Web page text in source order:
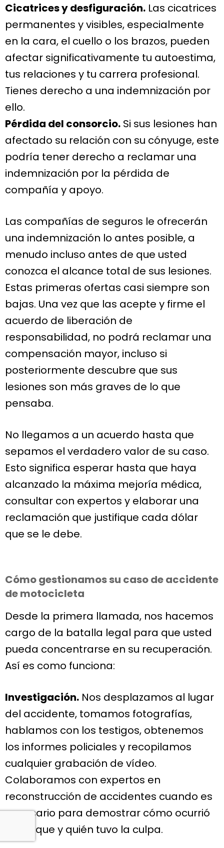
Cicatrices y desfiguración. Las cicatrices
permanentes y visibles, especialmente
en la cara, el cuello o los brazos, pueden
afectar significativamente tu autoestima,
tus relaciones y tu carrera profesional.
Tienes derecho a una indemnización por
ello.
Pérdida del consorcio. Si sus lesiones han
afectado su relación con su cónyuge, este
podría tener derecho a reclamar una
indemnización por la pérdida de
compañía y apoyo.
Las compañías de seguros le ofrecerán
una indemnización lo antes posible, a
menudo incluso antes de que usted
conozca el alcance total de sus lesiones.
Estas primeras ofertas casi siempre son
bajas. Una vez que las acepte y firme el
acuerdo de liberación de
responsabilidad, no podrá reclamar una
compensación mayor, incluso si
posteriormente descubre que sus
lesiones son más graves de lo que
pensaba.
No llegamos a un acuerdo hasta que
sepamos el verdadero valor de su caso.
Esto significa esperar hasta que haya
alcanzado la máxima mejoría médica,
consultar con expertos y elaborar una
reclamación que justifique cada dólar
que se le debe.
Cómo gestionamos su caso de accidente
de motocicleta
Desde la primera llamada, nos hacemos
cargo de la batalla legal para que usted
pueda concentrarse en su recuperación.
Así es como funciona:
Investigación. Nos desplazamos al lugar
del accidente, tomamos fotografías,
hablamos con los testigos, obtenemos
los informes policiales y recopilamos
cualquier grabación de vídeo.
Colaboramos con expertos en
reconstrucción de accidentes cuando es
necesario para demostrar cómo ocurrió
el choque y quién tuvo la culpa.